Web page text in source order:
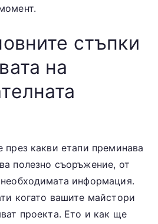
стъпки
на
през какви етапи преминава
полезно съоръжение, от
информация.
когато вашите майстори
проекта. Ето и как ще